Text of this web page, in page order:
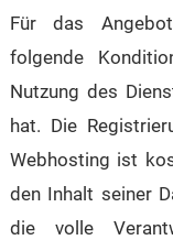
Für das
folgende
Nutzung des
hat. Die
Webhosting ist
den Inhalt seiner
die volle